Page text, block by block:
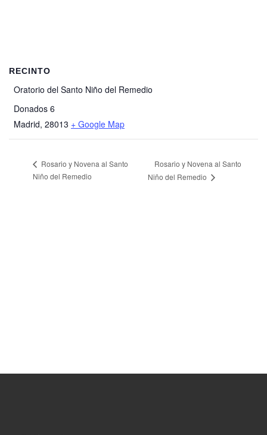
RECINTO
Oratorio del Santo Niño del Remedio
Donados 6
Madrid, 28013 + Google Map
Rosario y Novena al Santo
Niño del Remedio
Rosario y Novena al Santo
Niño del Remedio